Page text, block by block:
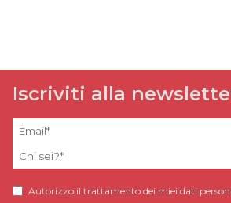
Iscriviti alla
Autorizzo il trattamento dei miei dati